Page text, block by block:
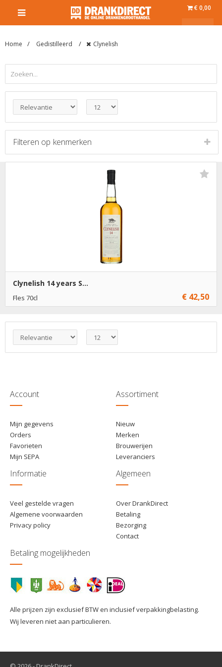
€ 0,00
Home Gedistilleerd Clynelish
Filteren op kenmerken
Clynelish 14 years S...
Fles 70cl € 42,50
€ 42,50 1 Toevoegen
€ 41,50
Account
Mijn gegevens
Orders
Favorieten
Mijn SEPA
Assortiment
Nieuw
Merken
Brouwerijen
Leveranciers
Informatie
Veel gestelde vragen
Algemene voorwaarden
Privacy policy
Algemeen
Over DrankDirect
Betaling
Bezorging
Contact
Betaling mogelijkheden
Alle prijzen zijn exclusief BTW en inclusief verpakkingbelasting.
Wij leveren niet aan particulieren.